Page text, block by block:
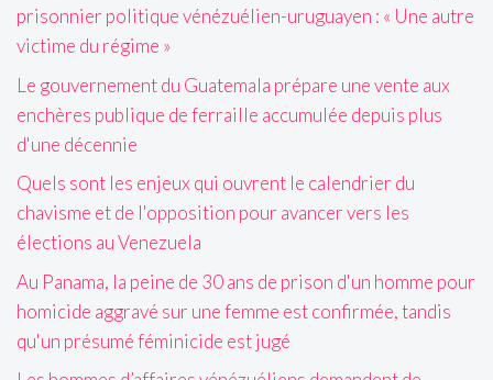
prisonnier politique vénézuélien-uruguayen : « Une autre
victime du régime »
Le gouvernement du Guatemala prépare une vente aux
enchères publique de ferraille accumulée depuis plus
d'une décennie
Quels sont les enjeux qui ouvrent le calendrier du
chavisme et de l'opposition pour avancer vers les
élections au Venezuela
Au Panama, la peine de 30 ans de prison d'un homme pour
homicide aggravé sur une femme est confirmée, tandis
qu'un présumé féminicide est jugé